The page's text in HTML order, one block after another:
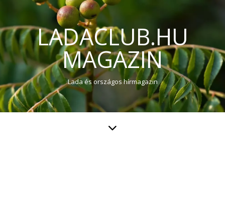
LADACLUB.HU
MAGAZIN
Lada és országos hírmagazin